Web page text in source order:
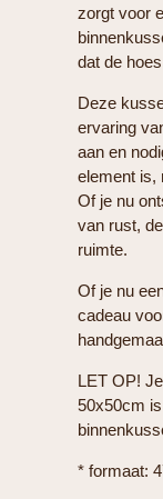
zorgt voor
dat de
Deze
ervaring
aan en
element is,
Of je nu
van rust,
ruimte.
Of je nu
cadeau
LET OP!
50x50cm
* formaat: